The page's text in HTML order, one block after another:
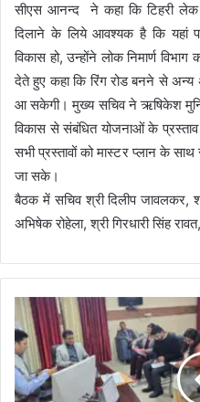
सीएस आनन्द ने कहा कि टिहरी
दिलाने के लिये आवश्यक है कि यहां
विकास हो, उन्होंने लोक निमार्ण
देते हुए कहा कि रिंग रोड बनने से अन्य
आ सकेगी। मुख्य सचिव ने ऋषिकेश मुनि
विकास से संबंधित योजनाओं के प्रस्ताव
सभी प्रस्तावों को मास्टर प्लान के साथ
जा सके।
बैठक में सचिव श्री दिलीप जावलकर,
अभिषेक रोहेला, श्री गिरधारी सिंह